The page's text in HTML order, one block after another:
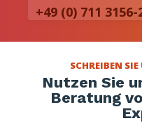
+49 (0) 711 3156-
SCHREIBEN
Nutzen Sie
Beratung